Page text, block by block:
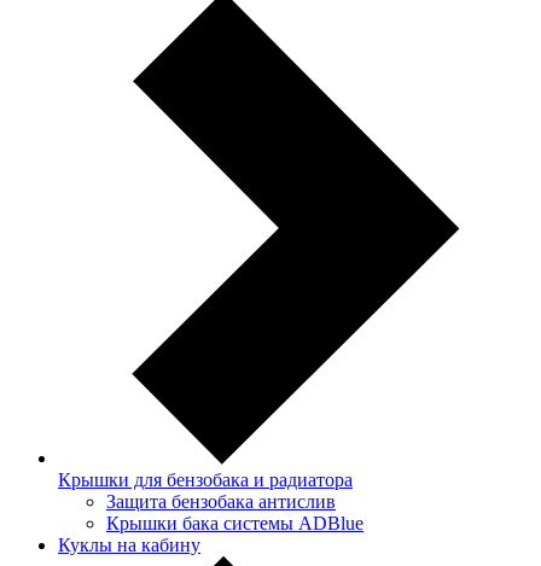
Крышки для бензобака и радиатора
Защита бензобака антислив
Крышки бака системы ADBlue
Куклы на кабину